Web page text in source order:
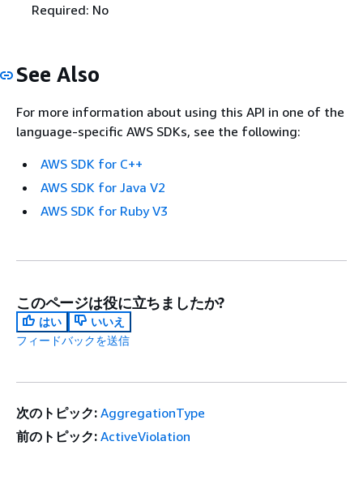
Required: No
See Also
For more information about using this API in one of the
language-specific AWS SDKs, see the following:
AWS SDK for C++
AWS SDK for Java V2
AWS SDK for Ruby V3
このページは役に立ちましたか?
はい
いいえ
フィードバックを送信
次のトピック: AggregationType
前のトピック: ActiveViolation